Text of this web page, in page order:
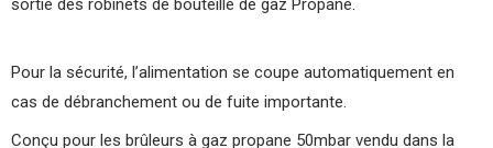
Pour la sécurité, l’alimentation se coupe automatiquement en
cas de débranchement ou de fuite importante.
Conçu pour les brûleurs à gaz propane 50mbar vendu dans la